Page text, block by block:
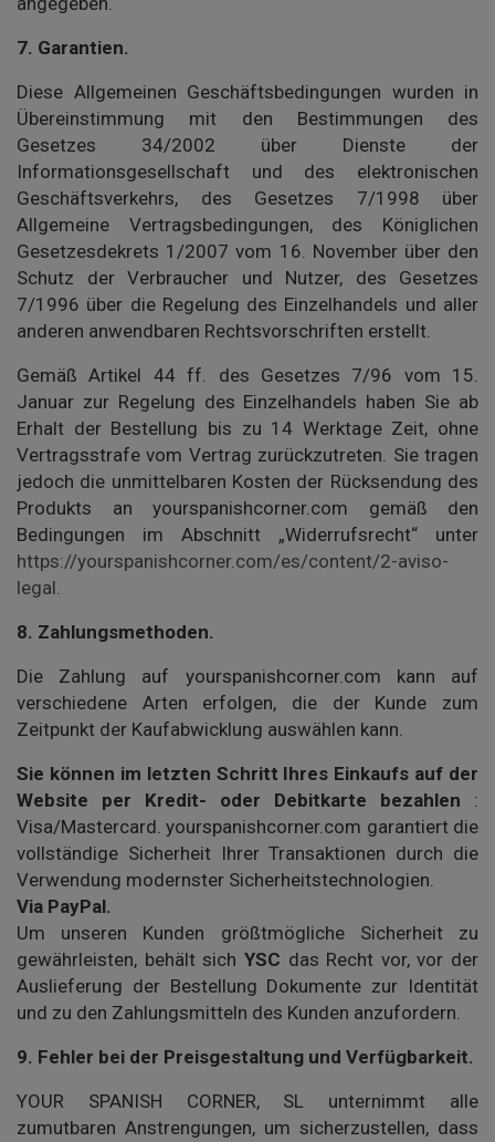
7. Garantien.
Diese Allgemeinen Geschäftsbedingungen wurden in
Übereinstimmung mit den Bestimmungen des
Gesetzes 34/2002 über Dienste der
Informationsgesellschaft und des elektronischen
Geschäftsverkehrs, des Gesetzes 7/1998 über
Allgemeine Vertragsbedingungen, des Königlichen
Gesetzesdekrets 1/2007 vom 16. November über den
Schutz der Verbraucher und Nutzer, des Gesetzes
7/1996 über die Regelung des Einzelhandels und aller
anderen anwendbaren Rechtsvorschriften erstellt.
Gemäß Artikel 44 ff. des Gesetzes 7/96 vom 15.
Januar zur Regelung des Einzelhandels haben Sie ab
Erhalt der Bestellung bis zu 14 Werktage Zeit, ohne
Vertragsstrafe vom Vertrag zurückzutreten. Sie tragen
jedoch die unmittelbaren Kosten der Rücksendung des
Produkts an yourspanishcorner.com gemäß den
Bedingungen im Abschnitt „Widerrufsrecht“ unter
https://yourspanishcorner.com/es/content/2-aviso-
legal.
8. Zahlungsmethoden.
Die Zahlung auf yourspanishcorner.com kann auf
verschiedene Arten erfolgen, die der Kunde zum
Zeitpunkt der Kaufabwicklung auswählen kann.
Sie können im letzten Schritt Ihres Einkaufs auf der
Website per Kredit- oder Debitkarte bezahlen :
Visa/Mastercard. yourspanishcorner.com garantiert die
vollständige Sicherheit Ihrer Transaktionen durch die
Verwendung modernster Sicherheitstechnologien.
Via PayPal.
Um unseren Kunden größtmögliche Sicherheit zu
gewährleisten, behält sich YSC das Recht vor, vor der
Auslieferung der Bestellung Dokumente zur Identität
und zu den Zahlungsmitteln des Kunden anzufordern.
9. Fehler bei der Preisgestaltung und Verfügbarkeit.
YOUR SPANISH CORNER, SL unternimmt alle
zumutbaren Anstrengungen, um sicherzustellen, dass